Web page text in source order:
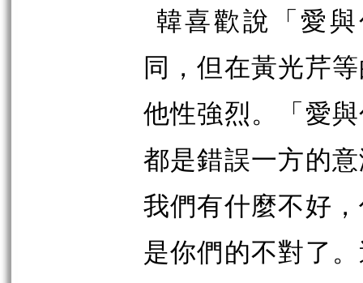
韓喜歡說「愛
同，但在黃光芹
他性強烈。「愛
都是錯誤一方的
我們有什麼不好
是你們的不對了